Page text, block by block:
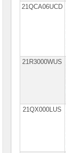
21QCA06UCD
21R3000WUS
21QX000LUS